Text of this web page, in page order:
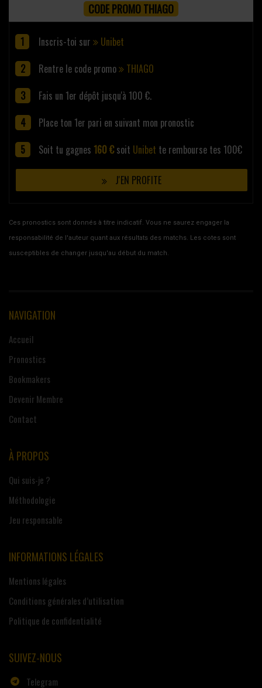
CODE PROMO THIAGO
Inscris-toi sur
Unibet
Rentre le code promo
THIAGO
Fais un 1er dépôt jusqu'à 100 €.
Place ton 1er pari en suivant mon pronostic
Soit tu gagnes 160 € soit Unibet te rembourse tes 100€
J'EN PROFITE
Ces pronostics sont donnés à titre indicatif. Vous ne saurez engager la
responsabilité de l'auteur quant aux résultats des matchs. Les cotes sont
susceptibles de changer jusqu'au début du match.
NAVIGATION
Accueil
Pronostics
Bookmakers
Devenir Membre
Contact
À PROPOS
Qui suis-je ?
Méthodologie
Jeu responsable
INFORMATIONS LÉGALES
Mentions légales
Conditions générales d’utilisation
Politique de confidentialité
SUIVEZ-NOUS
Telegram